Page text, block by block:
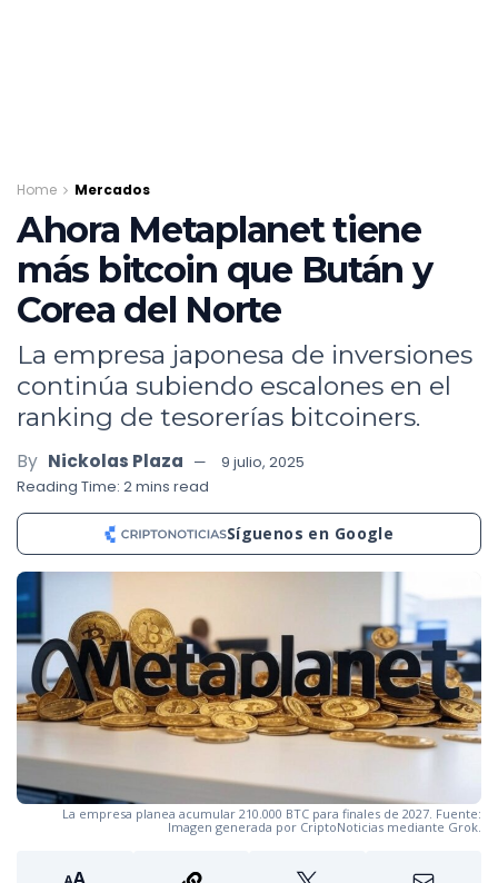
Home Mercados
Ahora Metaplanet tiene
más bitcoin que Bután y
Corea del Norte
La empresa japonesa de inversiones
continúa subiendo escalones en el
ranking de tesorerías bitcoiners.
By Nickolas Plaza
9 julio, 2025
Reading Time: 2 mins read
Síguenos en Google
La empresa planea acumular 210.000 BTC para finales de 2027. Fuente:
Imagen generada por CriptoNoticias mediante Grok.